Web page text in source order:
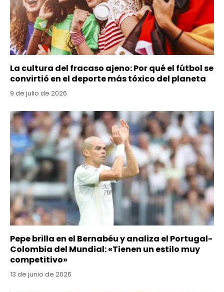
La cultura del fracaso ajeno: Por qué el fútbol se
convirtió en el deporte más tóxico del planeta
9 de julio de 2026
Pepe brilla en el Bernabéu y analiza el Portugal-
Colombia del Mundial: «Tienen un estilo muy
competitivo»
13 de junio de 2026